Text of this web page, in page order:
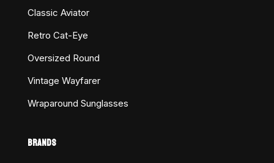
Classic Aviator
Retro Cat-Eye
Oversized Round
Vintage Wayfarer
Wraparound Sunglasses
BRANDS